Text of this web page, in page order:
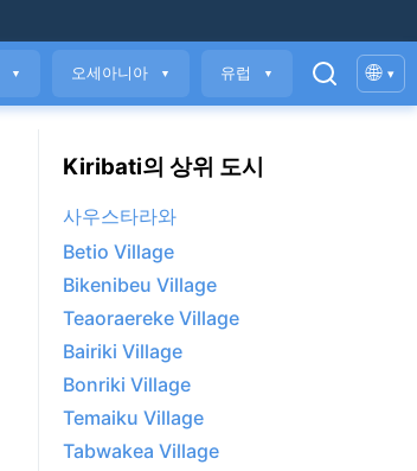
▼ 오세아니아 ▼ 유럽 ▼ 🌐 ▾
Kiribati의 상위 도시
사우스타라와
Betio Village
Bikenibeu Village
Teaoraereke Village
Bairiki Village
Bonriki Village
Temaiku Village
Tabwakea Village